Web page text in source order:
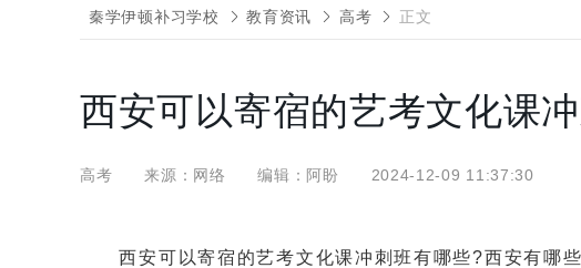
秦学伊顿补习学校 教育资讯 高考 正文
西安可以寄宿的艺考文化课
高考 来源：网络 编辑：阿盼 2024-12-09 11:37:30
西安可以寄宿的艺考文化课冲刺班有哪些?西安有哪